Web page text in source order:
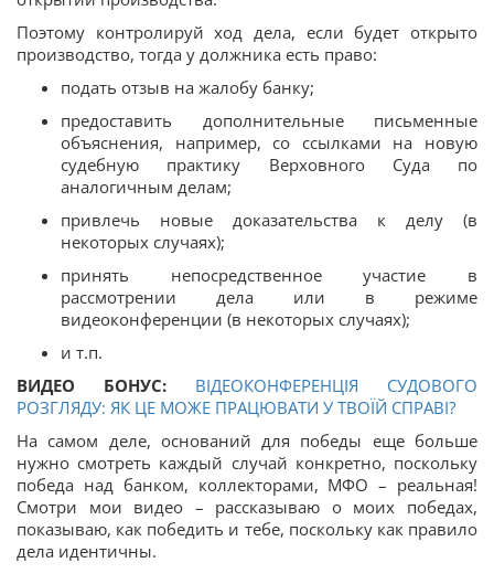
Поэтому контролируй ход дела, если будет открыто
производство, тогда у должника есть право:
подать отзыв на жалобу банку;
предоставить дополнительные письменные
объяснения, например, со ссылками на новую
судебную практику Верховного Суда по
аналогичным делам;
привлечь новые доказательства к делу (в
некоторых случаях);
принять непосредственное участие в
рассмотрении дела или в режиме
видеоконференции (в некоторых случаях);
и т.п.
ВИДЕО БОНУС:
ВІДЕОКОНФЕРЕНЦІЯ СУДОВОГО
РОЗГЛЯДУ: ЯК ЦЕ МОЖЕ ПРАЦЮВАТИ У ТВОЇЙ СПРАВІ?
На самом деле, оснований для победы еще больше
нужно смотреть каждый случай конкретно, поскольку
победа над банком, коллекторами, МФО – реальная!
Смотри мои видео – рассказываю о моих победах,
показываю, как победить и тебе, поскольку как правило
дела идентичны.